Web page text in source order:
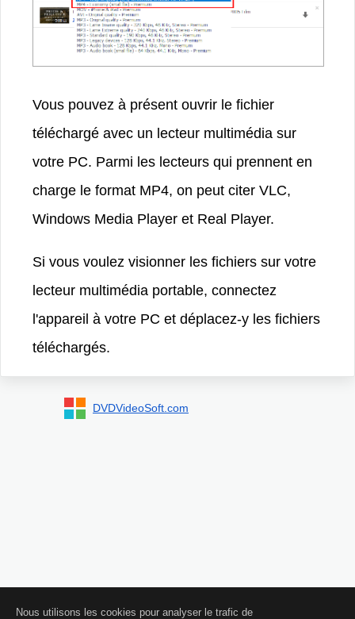
Nous utilisons les cookies pour analyser le trafic de
Vous pouvez à présent ouvrir le fichier
téléchargé avec un lecteur multimédia sur
votre PC. Parmi les lecteurs qui prennent en
charge le format MP4, on peut citer VLC,
Windows Media Player et Real Player.
Si vous voulez visionner les fichiers sur votre
lecteur multimédia portable, connectez
l'appareil à votre PC et déplacez-y les fichiers
téléchargés.
DVDVideoSoft.com